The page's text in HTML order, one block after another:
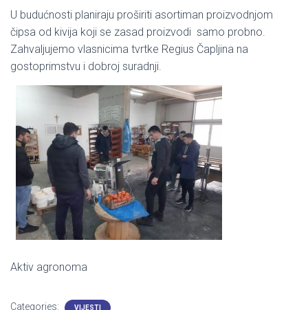
U budućnosti planiraju proširiti asortiman proizvodnjom
čipsa od kivija koji se zasad proizvodi samo probno.
Zahvaljujemo vlasnicima tvrtke Regius Čapljina na
gostoprimstvu i dobroj suradnji.
Aktiv agronoma
Categories: VIJESTI